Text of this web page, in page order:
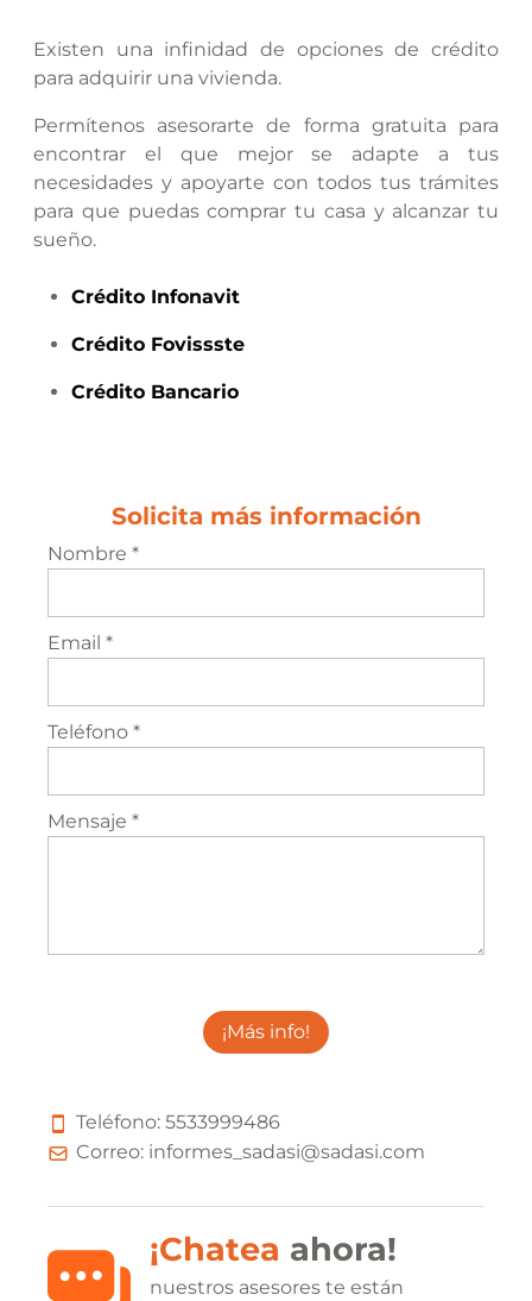
Existen una infinidad de opciones de crédito
para adquirir una vivienda.
Permítenos asesorarte de forma gratuita para
encontrar el que mejor se adapte a tus
necesidades y apoyarte con todos tus trámites
para que puedas comprar tu casa y alcanzar tu
sueño.
Crédito Infonavit
Crédito Fovissste
Crédito Bancario
Solicita más información
Nombre *
Email *
Teléfono *
Mensaje *
¡Más info!
Teléfono: 5533999486
Correo: informes_sadasi@sadasi.com
¡Chatea ahora!
nuestros asesores te están